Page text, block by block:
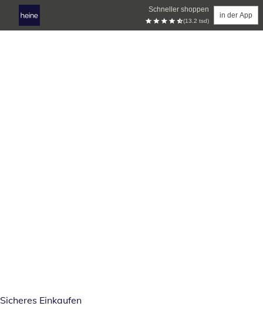
Schneller shoppen
(13.2 tsd)
in der App
Sicheres Einkaufen